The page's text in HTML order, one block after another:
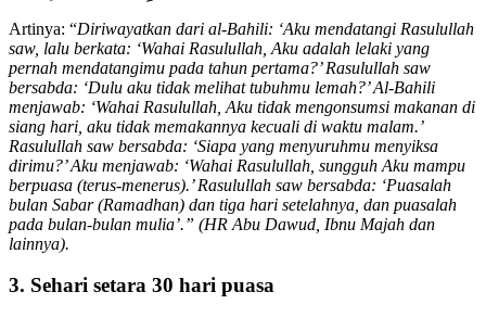
Artinya: “Diriwayatkan dari al-Bahili: ‘Aku mendatangi Rasulullah
saw, lalu berkata: ‘Wahai Rasulullah, Aku adalah lelaki yang
pernah mendatangimu pada tahun pertama?’ Rasulullah saw
bersabda: ‘Dulu aku tidak melihat tubuhmu lemah?’ Al-Bahili
menjawab: ‘Wahai Rasulullah, Aku tidak mengonsumsi makanan di
siang hari, aku tidak memakannya kecuali di waktu malam.’
Rasulullah saw bersabda: ‘Siapa yang menyuruhmu menyiksa
dirimu?’ Aku menjawab: ‘Wahai Rasulullah, sungguh Aku mampu
berpuasa (terus-menerus).’ Rasulullah saw bersabda: ‘Puasalah
bulan Sabar (Ramadhan) dan tiga hari setelahnya, dan puasalah
pada bulan-bulan mulia’.” (HR Abu Dawud, Ibnu Majah dan
lainnya).
3. Sehari setara 30 hari puasa